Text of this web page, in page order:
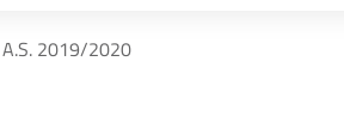
A.S. 2019/2020